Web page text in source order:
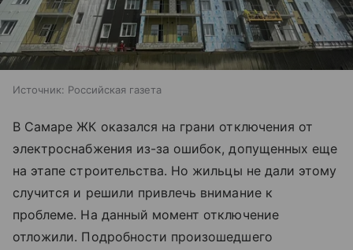
Источник: Российская газета
В Самаре ЖК оказался на грани отключения от
электроснабжения из-за ошибок, допущенных еще
на этапе строительства. Но жильцы не дали этому
случится и решили привлечь внимание к
проблеме. На данный момент отключение
отложили. Подробности произошедшего